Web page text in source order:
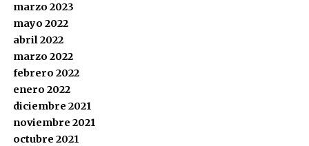
marzo 2023
mayo 2022
abril 2022
marzo 2022
febrero 2022
enero 2022
diciembre 2021
noviembre 2021
octubre 2021